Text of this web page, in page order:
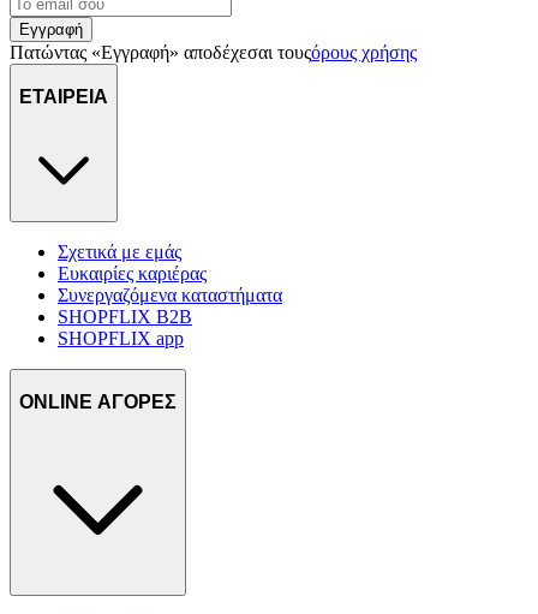
Εγγραφή
Πατώντας «Εγγραφή» αποδέχεσαι τουςόρους χρήσης
ΕΤΑΙΡΕΙΑ
Σχετικά με εμάς
Ευκαιρίες καριέρας
Συνεργαζόμενα καταστήματα
SHOPFLIX B2B
SHOPFLIX app
ONLINE ΑΓΟΡΕΣ